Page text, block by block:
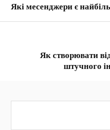
Які месенджери є
Як створювати
штучного